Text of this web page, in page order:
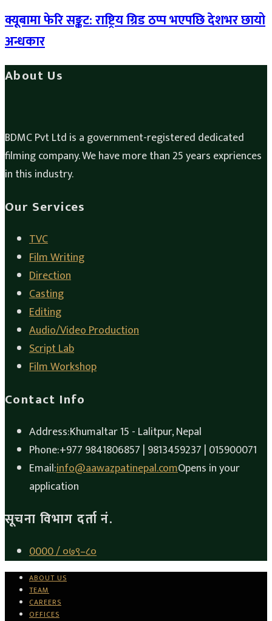
क्यूबामा फेरि सङ्कट: राष्ट्रिय ग्रिड ठप्प भएपछि देशभर छायो
अन्धकार
About Us
BDMC Pvt Ltd is a government-registered dedicated
filming company. We have more than 25 years expriences
in this industry.
Our Services
TVC
Film Writing
Direction
Casting
Editing
Audio/Video Production
Script Lab
Film Workshop
Contact Info
Address:Khumaltar 15 - Lalitpur, Nepal
Phone:+977 9841806857 | 9813459237 | 015900071
Email:info@aawazpatinepal.comOpens in your
application
सूचना विभाग दर्ता नं.
0000 / ०७९–८०
ABOUT US
TEAM
CAREERS
OFFICES